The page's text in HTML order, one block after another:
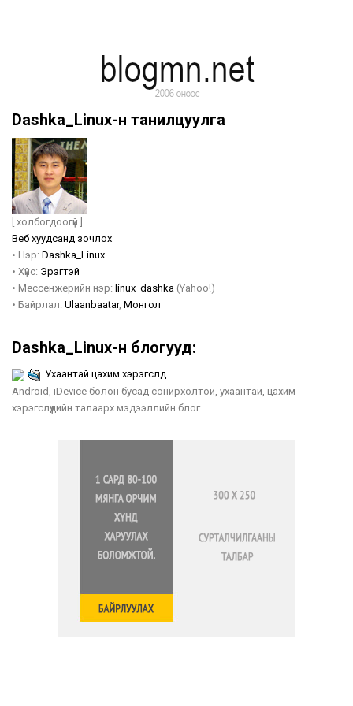
Dashka_Linux-н танилцуулга
[ холбогдоогүй ]
Веб хуудсанд зочлох
• Нэр: Dashka_Linux
• Хүйс: Эрэгтэй
• Мессенжерийн нэр: linux_dashka (Yahoo!)
• Байрлал: Ulaanbaatar, Монгол
Dashka_Linux-н блогууд:
Ухаантай цахим хэрэгслүүд
Android, iDevice болон бусад сонирхолтой, ухаантай, цахим
хэрэгслүүдийн талаарх мэдээллийн блог